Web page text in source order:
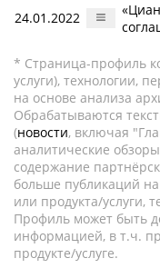
24.01.2022
* Страница-профиль
услуги), технологии,
на основе анализа
Обрабатываются
(новости, включая
аналитические
содержание
больше публикаций
или продукта/услуги,
Профиль может быть
информацией, в т.ч.
продукте/услуге.